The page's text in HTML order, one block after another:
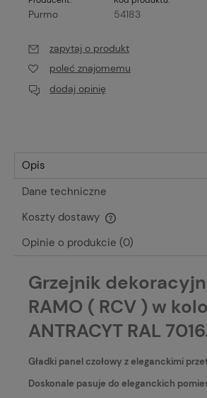
Purmo 54183
zapytaj o produkt
poleć znajomemu
dodaj opinię
Opis
Dane techniczne
Koszty dostawy
Cena nie zawiera ewentualnych kosztów
Opinie o produkcie (0)
Grzejnik
RAMO ( RCV ) w
ANTRACYT RAL
Gładki panel czołowy z eleganckimi
Doskonale pasuje do eleganckich